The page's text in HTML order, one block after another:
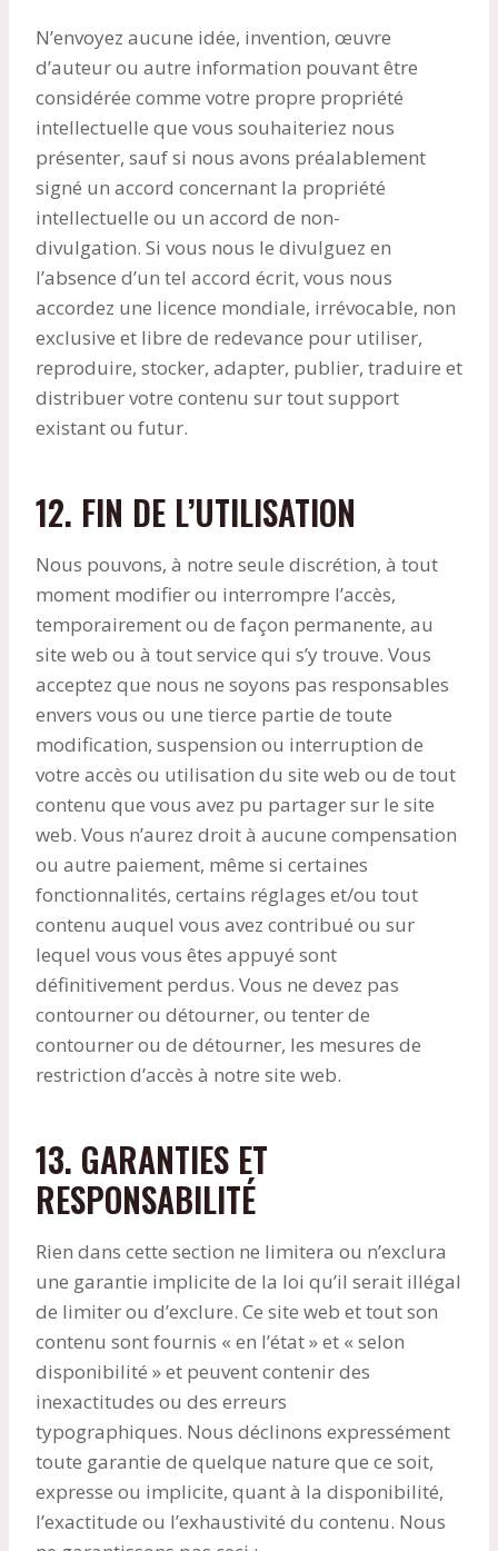
N’envoyez aucune idée, invention, œuvre
d’auteur ou autre information pouvant être
considérée comme votre propre propriété
intellectuelle que vous souhaiteriez nous
présenter, sauf si nous avons préalablement
signé un accord concernant la propriété
intellectuelle ou un accord de non-
divulgation. Si vous nous le divulguez en
l’absence d’un tel accord écrit, vous nous
accordez une licence mondiale, irrévocable, non
exclusive et libre de redevance pour utiliser,
reproduire, stocker, adapter, publier, traduire et
distribuer votre contenu sur tout support
existant ou futur.
12. FIN DE L’UTILISATION
Nous pouvons, à notre seule discrétion, à tout
moment modifier ou interrompre l’accès,
temporairement ou de façon permanente, au
site web ou à tout service qui s’y trouve. Vous
acceptez que nous ne soyons pas responsables
envers vous ou une tierce partie de toute
modification, suspension ou interruption de
votre accès ou utilisation du site web ou de tout
contenu que vous avez pu partager sur le site
web. Vous n’aurez droit à aucune compensation
ou autre paiement, même si certaines
fonctionnalités, certains réglages et/ou tout
contenu auquel vous avez contribué ou sur
lequel vous vous êtes appuyé sont
définitivement perdus. Vous ne devez pas
contourner ou détourner, ou tenter de
contourner ou de détourner, les mesures de
restriction d’accès à notre site web.
13. GARANTIES ET
RESPONSABILITÉ
Rien dans cette section ne limitera ou n’exclura
une garantie implicite de la loi qu’il serait illégal
de limiter ou d’exclure. Ce site web et tout son
contenu sont fournis « en l’état » et « selon
disponibilité » et peuvent contenir des
inexactitudes ou des erreurs
typographiques. Nous déclinons expressément
toute garantie de quelque nature que ce soit,
expresse ou implicite, quant à la disponibilité,
l’exactitude ou l’exhaustivité du contenu. Nous